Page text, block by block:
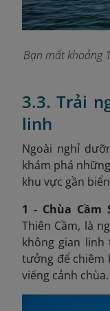
Bạn mất khoảng
3.3. Trải
linh
Ngoài nghỉ
khám phá
khu vực gần
1 - Chùa Cầm
Thiên Cầm, là
không gian
tưởng để chiêm
viếng cảnh chùa.